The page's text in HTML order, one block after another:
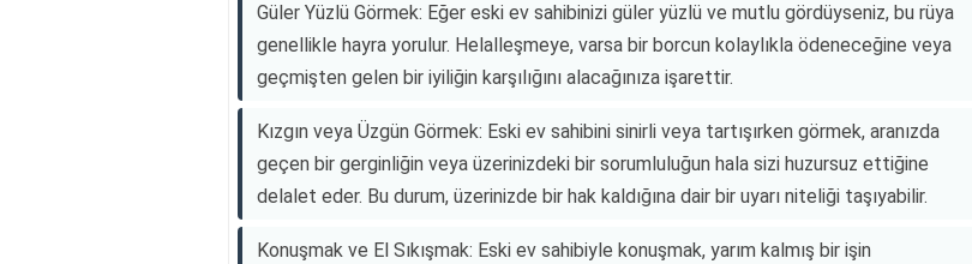
Güler Yüzlü Görmek: Eğer eski ev sahibinizi güler yüzlü ve mutlu gördüyseniz, bu rüya
genellikle hayra yorulur. Helalleşmeye, varsa bir borcun kolaylıkla ödeneceğine veya
geçmişten gelen bir iyiliğin karşılığını alacağınıza işarettir.
Kızgın veya Üzgün Görmek: Eski ev sahibini sinirli veya tartışırken görmek, aranızda
geçen bir gerginliğin veya üzerinizdeki bir sorumluluğun hala sizi huzursuz ettiğine
delalet eder. Bu durum, üzerinizde bir hak kaldığına dair bir uyarı niteliği taşıyabilir.
Konuşmak ve El Sıkışmak: Eski ev sahibiyle konuşmak, yarım kalmış bir işin